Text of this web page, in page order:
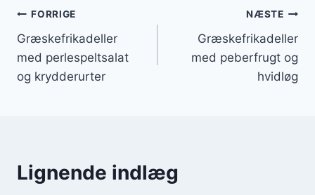
Indlægsnavigation
FORRIGE
Græskefrikadeller
med perlespeltsalat
og krydderurter
NÆSTE
Græskefrikadeller
med peberfrugt og
hvidløg
Lignende indlæg